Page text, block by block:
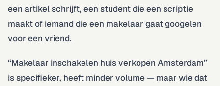
een artikel schrijft, een student die een scriptie
maakt of iemand die een makelaar gaat googelen
voor een vriend.
“Makelaar inschakelen huis verkopen Amsterdam”
is specifieker, heeft minder volume — maar wie dat